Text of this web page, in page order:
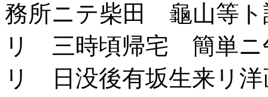
務所ニテ柴田 龜山等
リ 三時頃帰宅 簡単ニ
リ 日没後有坂生来リ